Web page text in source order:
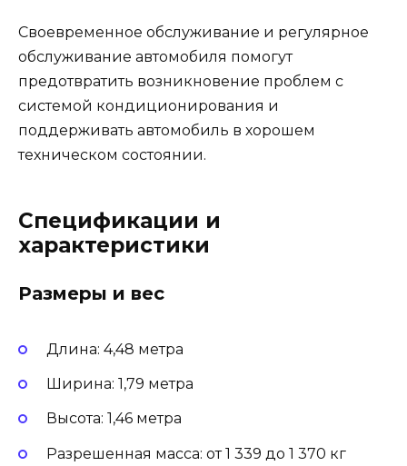
Своевременное обслуживание и регулярное
обслуживание автомобиля помогут
предотвратить возникновение проблем с
системой кондиционирования и
поддерживать автомобиль в хорошем
техническом состоянии.
Спецификации и
характеристики
Размеры и вес
Длина: 4,48 метра
Ширина: 1,79 метра
Высота: 1,46 метра
Разрешенная масса: от 1 339 до 1 370 кг